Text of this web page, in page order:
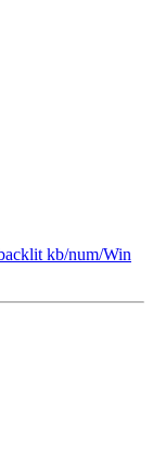
kb/num/Win